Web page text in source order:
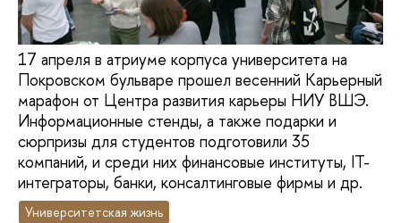
17 апреля в атриуме корпуса университета на
Покровском бульваре прошел весенний Карьерный
марафон от Центра развития карьеры НИУ ВШЭ.
Информационные стенды, а также подарки и
сюрпризы для студентов подготовили 35
компаний, и среди них финансовые институты, IT-
интеграторы, банки, консалтинговые фирмы и др.
Университетская жизнь